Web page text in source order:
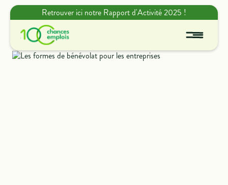
Retrouver ici notre Rapport d'Activité 2025 !